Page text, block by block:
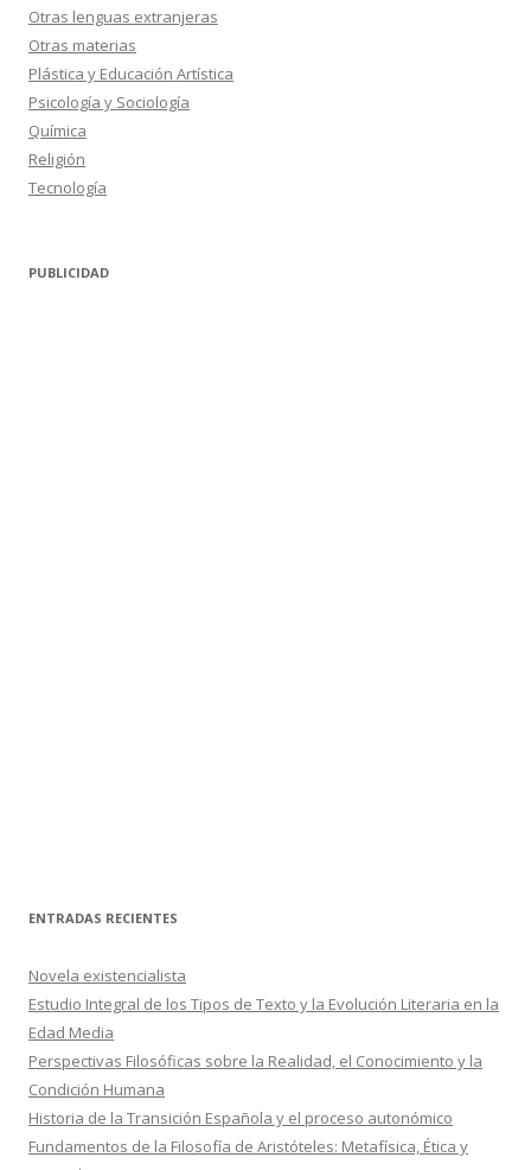
Otras lenguas extranjeras
Otras materias
Plástica y Educación Artística
Psicología y Sociología
Química
Religión
Tecnología
PUBLICIDAD
ENTRADAS RECIENTES
Novela existencialista
Estudio Integral de los Tipos de Texto y la Evolución Literaria en la
Edad Media
Perspectivas Filosóficas sobre la Realidad, el Conocimiento y la
Condición Humana
Historia de la Transición Española y el proceso autonómico
Fundamentos de la Filosofía de Aristóteles: Metafísica, Ética y